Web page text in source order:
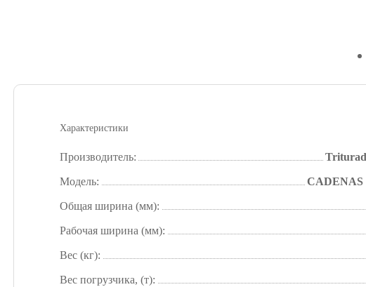
Характеристики
Производитель:
Модель: CADENAS
Общая ширина (мм):
Рабочая ширина (мм):
Вес (кг):
Вес погрузчика, (т):